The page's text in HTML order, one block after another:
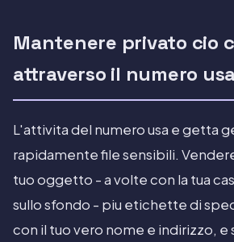
Mantenere privato cio
attraverso il numero
L'attivita del numero usa e getta
rapidamente file sensibili.
tuo oggetto - a volte con la tua
sullo sfondo - piu etichette di
con il tuo vero nome e indirizzo, e